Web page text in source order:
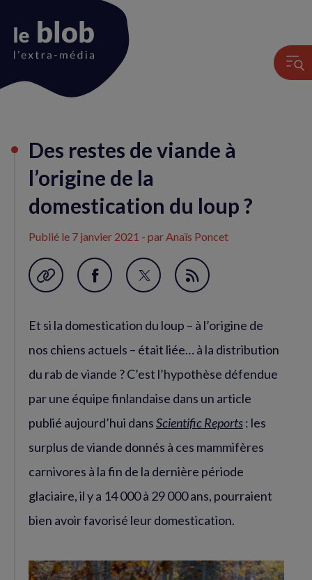
du
Des restes de viande à
l’origine de la
domestication du loup ?
Publié le 7 janvier 2021 - par Anaïs Poncet
Garder en favori
Partager
Facebook
(nouvelle
fenêtre)
Partager
Twitter
(nouvelle
fenêtre)
Flux
Et si la domestication du loup – à l’origine de
nos chiens actuels – était liée… à la distribution
du rab de viande ? C’est l’hypothèse défendue
par une équipe finlandaise dans un article
publié aujourd’hui dansScientific Reports: les
surplus de viande donnés à ces mammifères
carnivores à la fin de la dernière période
glaciaire, il y a 14 000 à 29 000 ans, pourraient
bien avoir favorisé leur domestication.